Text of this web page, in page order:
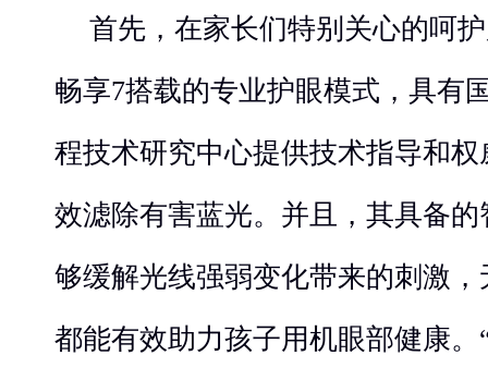
首先，在家长们特别关心的呵
畅享7搭载的专业护眼模式，具有
程技术研究中心提供技术指导和
效滤除有害蓝光。并且，其具备
够缓解光线强弱变化带来的刺激
都能有效助力孩子用机眼部健康